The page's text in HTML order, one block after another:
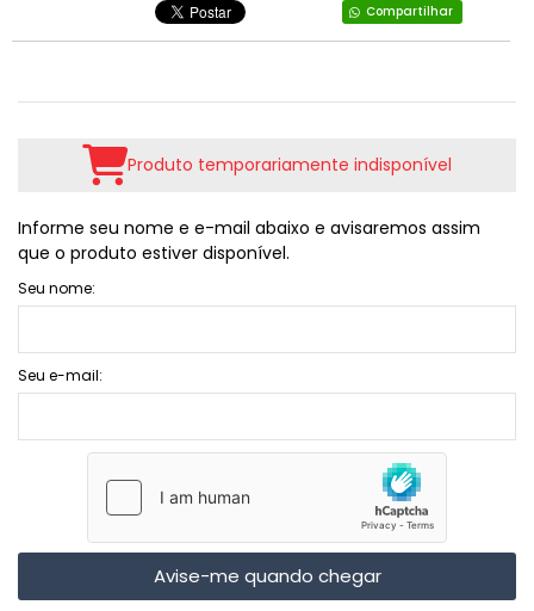
Compartilhar
Produto temporariamente indisponível
Informe seu nome e e-mail abaixo e avisaremos assim
que o produto estiver disponível.
Seu nome:
Seu e-mail:
Avise-me quando chegar